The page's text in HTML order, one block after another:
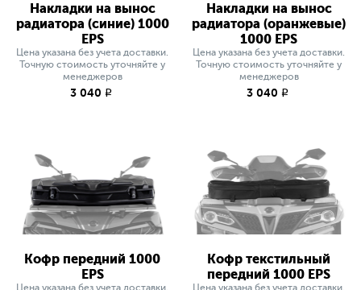
Накладки на вынос
радиатора (синие) 1000
EPS
Цена указана без учета доставки.
Точную стоимость уточняйте у
менеджеров
3 040 q
Накладки на вынос
радиатора (оранжевые)
1000 EPS
Цена указана без учета доставки.
Точную стоимость уточняйте у
менеджеров
3 040 q
Кофр передний 1000
EPS
Цена указана без учета доставки.
Кофр текстильный
передний 1000 EPS
Цена указана без учета доставки.